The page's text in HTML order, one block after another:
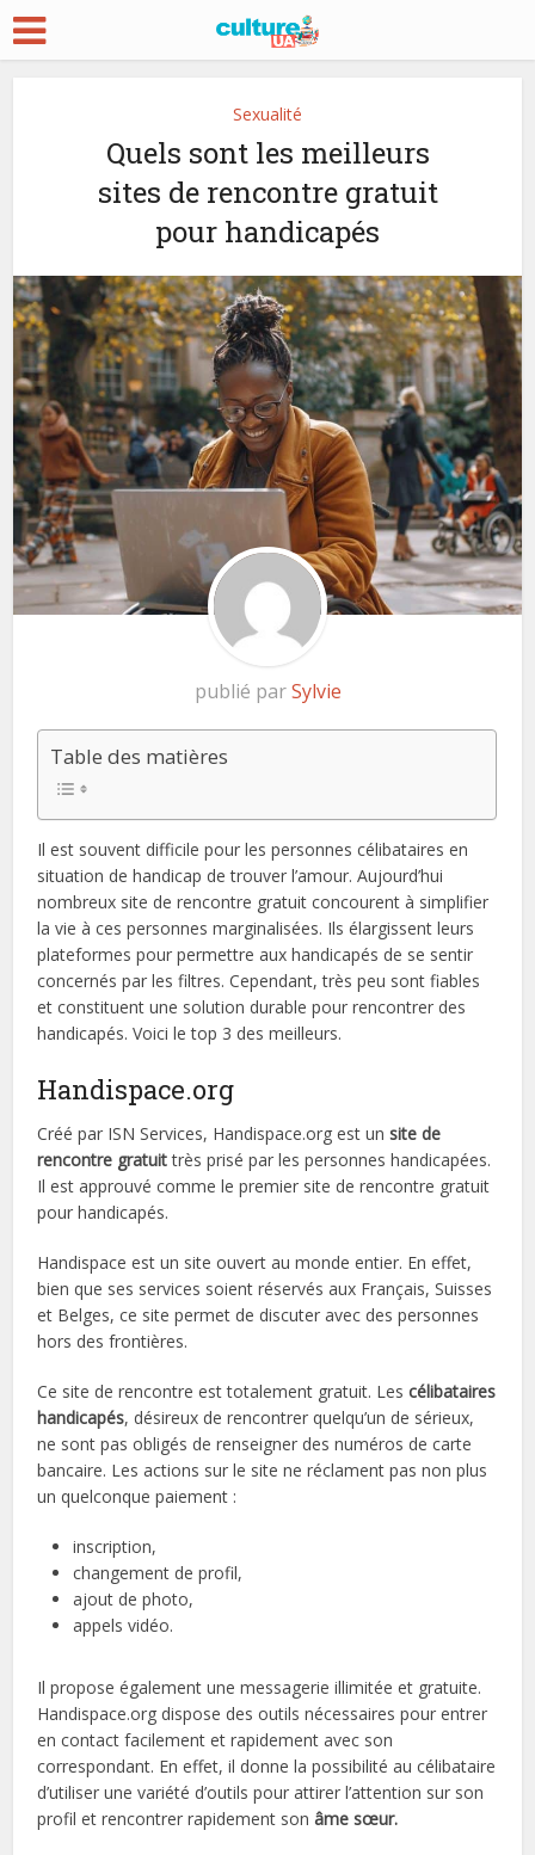
Sexualité
Quels sont les meilleurs
sites de rencontre gratuit
pour handicapés
publié parSylvie
Table des matières
Il est souvent difficile pour les personnes célibataires en
situation de handicap de trouver l’amour. Aujourd’hui
nombreux site de rencontre gratuit concourent à simplifier
la vie à ces personnes marginalisées. Ils élargissent leurs
plateformes pour permettre aux handicapés de se sentir
concernés par les filtres. Cependant, très peu sont fiables
et constituent une solution durable pour rencontrer des
handicapés. Voici le top 3 des meilleurs.
Handispace.org
Créé par ISN Services, Handispace.org est unsite de
rencontre gratuittrès prisé par les personnes handicapées.
Il est approuvé comme le premier site de rencontre gratuit
pour handicapés.
Handispace est un site ouvert au monde entier. En effet,
bien que ses services soient réservés aux Français, Suisses
et Belges, ce site permet de discuter avec des personnes
hors des frontières.
Ce site de rencontre est totalement gratuit. Lescélibataires
handicapés, désireux de rencontrer quelqu’un de sérieux,
ne sont pas obligés de renseigner des numéros de carte
bancaire. Les actions sur le site ne réclament pas non plus
un quelconque paiement :
inscription,
changement de profil,
ajout de photo,
appels vidéo.
Il propose également une messagerie illimitée et gratuite.
Handispace.org dispose des outils nécessaires pour entrer
en contact facilement et rapidement avec son
correspondant. En effet, il donne la possibilité au célibataire
d’utiliser une variété d’outils pour attirer l’attention sur son
profil et rencontrer rapidement sonâme sœur.